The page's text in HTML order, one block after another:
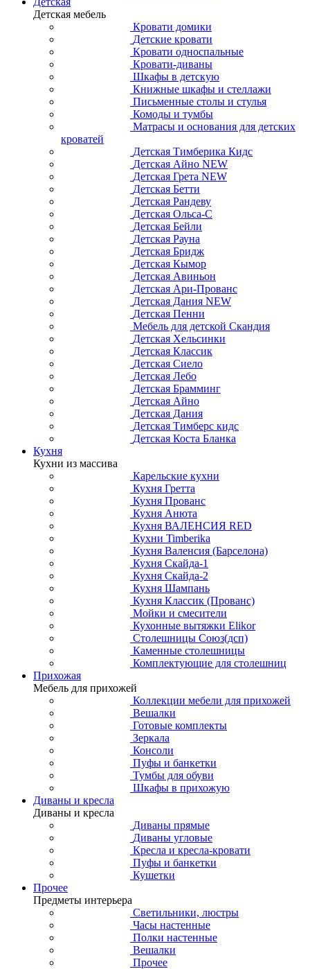
Детская мебель
Кровати домики
Детские кровати
Кровати односпальные
Кровати-диваны
Шкафы в детскую
Книжные шкафы и стеллажи
Письменные столы и стулья
Комоды и тумбы
Матрасы и основания для детских
кроватей
Детская Тимберика Кидс
Детская Айно NEW
Детская Грета NEW
Детская Бетти
Детская Рандеву
Детская Ольса-С
Детская Бейли
Детская Рауна
Детская Бридж
Детская Кымор
Детская Авиньон
Детская Ари-Прованс
Детская Дания NEW
Детская Пенни
Мебель для детской Скандия
Детская Хельсинки
Детская Классик
Детская Сиело
Детская Лебо
Детская Брамминг
Детская Айно
Детская Дания
Детская Тимберс кидс
Детская Коста Бланка
Кухня
Кухни из массива
Карельские кухни
Кухня Гретта
Кухня Прованс
Кухня Анюта
Кухня ВАЛЕНСИЯ RED
Кухни Timberika
Кухня Валенсия (Барселона)
Кухня Скайда-1
Кухня Скайда-2
Кухня Шампань
Кухня Классик (Прованс)
Мойки и смесители
Кухонные вытяжки Elikor
Столешницы Союз(дсп)
Каменные столешницы
Комплектующие для столешниц
Прихожая
Мебель для прихожей
Коллекции мебели для прихожей
Вешалки
Готовые комплекты
Зеркала
Консоли
Пуфы и банкетки
Тумбы для обуви
Шкафы в прихожую
Диваны и кресла
Диваны и кресла
Диваны прямые
Диваны угловые
Кресла и кресла-кровати
Пуфы и банкетки
Кушетки
Прочее
Предметы интерьера
Светильники, люстры
Часы настенные
Полки настенные
Вешалки
Прочее